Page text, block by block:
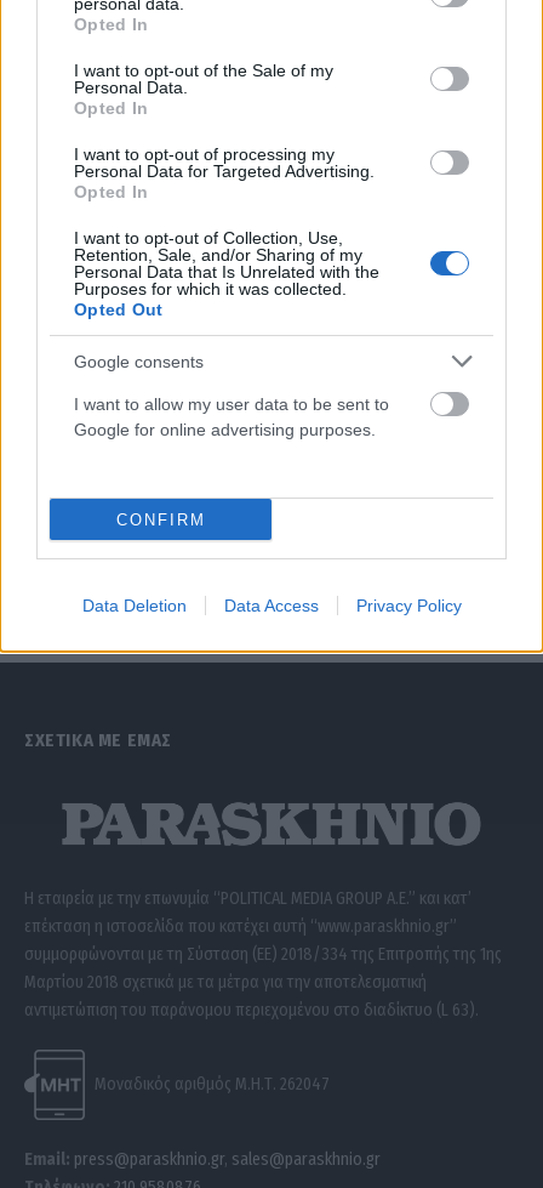
grant or deny consent to Google and its third-party tags to
use your data for below specified purposes in below Google
consent section.
Opted In
I want to opt-out of the Sale of my
Personal Data.
Opted In
I want to opt-out of processing my
Personal Data for Targeted Advertising.
Opted In
I want to opt-out of Collection, Use,
Retention, Sale, and/or Sharing of my
Personal Data that Is Unrelated with the
Purposes for which it was collected.
Opted Out
Google consents
I want to allow my user data to be sent to
Google for online advertising purposes.
CONFIRM
Data Deletion Data Access Privacy Policy
Την πολυαναμενόμενη «Αντιγόνη» του Σοφοκλή, σε σκηνοθεσία
του καταξιωμένου σκηνοθέτη Cezaris Graužinis,
παρακολούθησαν χθες βράδυ στο θέατρο των Δελφών, ο…
ΣΧΕΤΙΚΑ ΜΕ ΕΜΑΣ
Η εταιρεία με την επωνυμία “POLITICAL MEDIA GROUP A.E.” και κατ’
επέκταση η ιστοσελίδα που κατέχει αυτή “www.paraskhnio.gr”
συμμορφώνονται με τη Σύσταση (ΕΕ) 2018/334 της Επιτροπής της 1ης
Μαρτίου 2018 σχετικά με τα μέτρα για την αποτελεσματική
αντιμετώπιση του παράνομου περιεχομένου στο διαδίκτυο (L 63).
Μοναδικός αριθμός Μ.Η.Τ. 262047
Email: press@paraskhnio.gr, sales@paraskhnio.gr